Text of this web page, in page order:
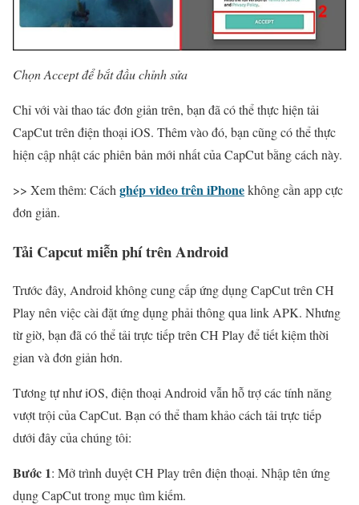
Chọn Accept để bắt đầu chỉnh sửa
Chỉ với vài thao tác đơn giản trên, bạn đã có thể thực hiện tải
CapCut trên điện thoại iOS. Thêm vào đó, bạn cũng có thể thực
hiện cập nhật các phiên bản mới nhất của CapCut bằng cách này.
>> Xem thêm: Cách ghép video trên iPhonekhông cần app cực
đơn giản.
Tải Capcut miễn phítrên Android
Trước đây, Android không cung cấp ứng dụng CapCut trên CH
Play nên việc cài đặt ứng dụng phải thông qua link APK. Nhưng
từ giờ, bạn đã có thể tải trực tiếp trên CH Play để tiết kiệm thời
gian và đơn giản hơn.
Tương tự như iOS, điện thoại Android vẫn hỗ trợ các tính năng
vượt trội của CapCut. Bạn có thể tham khảo cách tải trực tiếp
dưới đây của chúng tôi:
Bước 1: Mở trình duyệt CH Play trên điện thoại. Nhập tên ứng
dụng CapCut trong mục tìm kiếm.